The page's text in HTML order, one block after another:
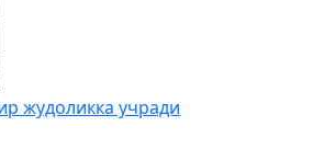
жудоликка учради